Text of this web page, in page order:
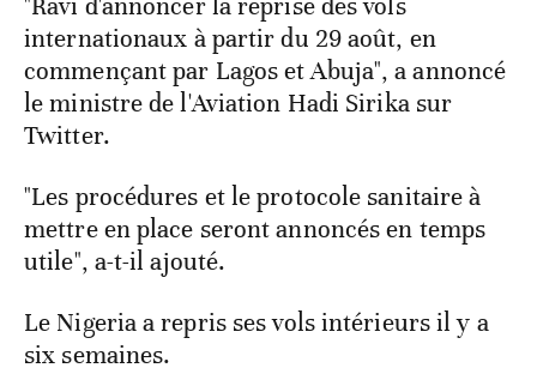
"Ravi d'annoncer la reprise des vols
internationaux à partir du 29 août, en
commençant par Lagos et Abuja", a annoncé
le ministre de l'Aviation Hadi Sirika sur
Twitter.
"Les procédures et le protocole sanitaire à
mettre en place seront annoncés en temps
utile", a-t-il ajouté.
Le Nigeria a repris ses vols intérieurs il y a
six semaines.